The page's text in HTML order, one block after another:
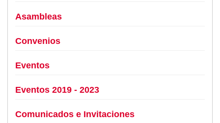
Asambleas
Convenios
Eventos
Eventos 2019 - 2023
Comunicados e Invitaciones